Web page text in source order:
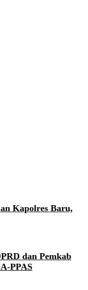
Kapolres Baru,
dan Pemkab
PPAS